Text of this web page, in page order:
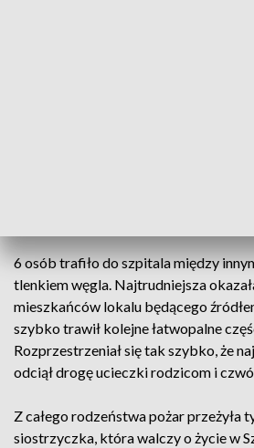
6 osób trafiło do szpitala między
tlenkiem węgla. Najtrudniejsza
mieszkańców lokalu będącego
szybko trawił kolejne łatwopalne
Rozprzestrzeniał się tak szybko, że
odciął drogę ucieczki rodzicom i
Z całego rodzeństwa pożar przeżyła
siostrzyczka, która walczy o życie w